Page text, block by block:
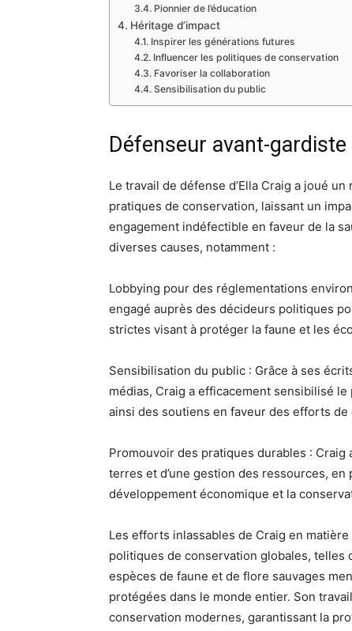
Pionnier de l’éducation
Héritage d’impact
Inspirer les générations futures
Influencer les politiques de conservation
Favoriser la collaboration
Sensibilisation du public
Défenseur avant-gardiste
Le travail de défense d’Ella Craig a joué
pratiques de conservation, laissant un
engagement indéfectible en faveur de la
diverses causes, notamment :
Lobbying pour des réglementations
engagé auprès des décideurs politiques
strictes visant à protéger la faune et les
Sensibilisation du public : Grâce à ses
médias, Craig a efficacement sensibilisé
ainsi des soutiens en faveur des efforts de
Promouvoir des pratiques durables : Craig
terres et d’une gestion des ressources,
développement économique et la
Les efforts inlassables de Craig en
politiques de conservation globales, telles
espèces de faune et de flore sauvages
protégées dans le monde entier. Son
conservation modernes, garantissant la